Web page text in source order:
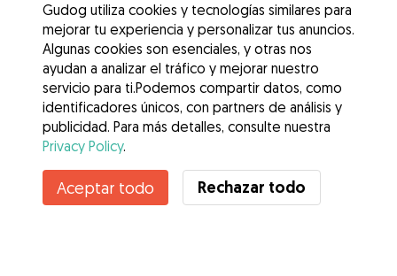
¿Conoces los Beneficios de Gudog? Ver más
Gudog utiliza cookies y tecnologías similares para
mejorar tu experiencia y personalizar tus anuncios.
Algunas cookies son esenciales, y otras nos
ayudan a analizar el tráfico y mejorar nuestro
servicio para ti.Podemos compartir datos, como
identificadores únicos, con partners de análisis y
publicidad. Para más detalles, consulte nuestra
Privacy Policy.
Aceptar todo Rechazar todo